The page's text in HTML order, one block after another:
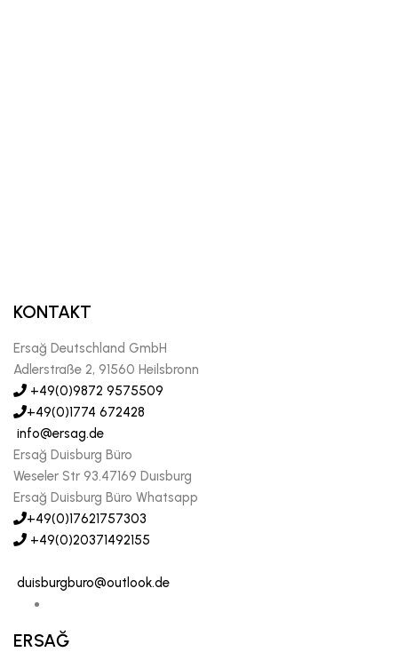
KONTAKT
Ersağ Deutschland GmbH
Adlerstraße 2, 91560 Heilsbronn
+49(0)9872 9575509
+49(0)1774 672428
info@ersag.de
Ersağ Duisburg Büro
Weseler Str 93.47169 Duısburg
Ersağ Duisburg Büro Whatsapp
+49(0)17621757303
+49(0)20371492155
duisburgburo@outlook.de
ERSAĞ